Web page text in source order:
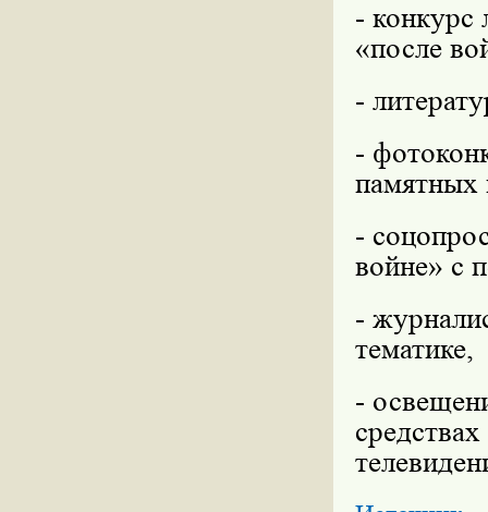
- конкурс
«после
-
-
памятных
-
войне» с
-
тематике,
-